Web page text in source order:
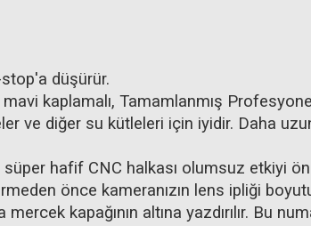
düşürür.
kaplamalı, Tamamlanmış
ve diğer su kütleleri için iyidir. Daha
hafif CNC halkası olumsuz etkiyi
önce kameranızın lens ipliği
kapağının altına yazdırılır. Bu